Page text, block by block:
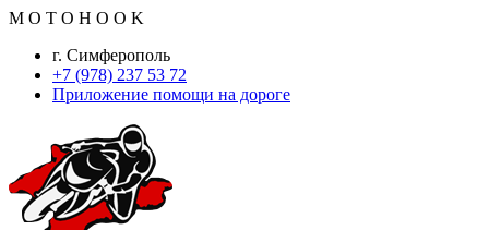
M O T O H O O K
г. Симферополь
+7 (978) 237 53 72
Приложение помощи на дороге